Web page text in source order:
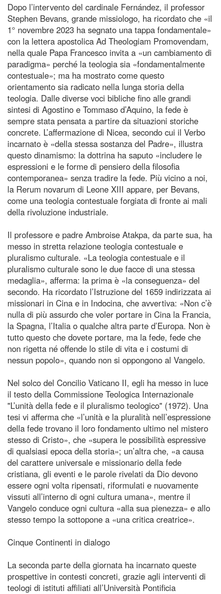
Dopo l’intervento del cardinale Fernández, il professor
Stephen Bevans, grande missiologo, ha ricordato che «il
1° novembre 2023 ha segnato una tappa fondamentale»
con la lettera apostolica Ad Theologiam Promovendam,
nella quale Papa Francesco invita a «un cambiamento di
paradigma» perché la teologia sia «fondamentalmente
contestuale»; ma ha mostrato come questo
orientamento sia radicato nella lunga storia della
teologia. Dalle diverse voci bibliche fino alle grandi
sintesi di Agostino e Tommaso d’Aquino, la fede è
sempre stata pensata a partire da situazioni storiche
concrete. L’affermazione di Nicea, secondo cui il Verbo
incarnato è «della stessa sostanza del Padre», illustra
questo dinamismo: la dottrina ha saputo «includere le
espressioni e le forme di pensiero della filosofia
contemporanea» senza tradire la fede. Più vicino a noi,
la Rerum novarum di Leone XIII appare, per Bevans,
come una teologia contestuale forgiata di fronte ai mali
della rivoluzione industriale.
Il professore e padre Ambroise Atakpa, da parte sua, ha
messo in stretta relazione teologia contestuale e
pluralismo culturale. «La teologia contestuale e il
pluralismo culturale sono le due facce di una stessa
medaglia», afferma: la prima è «la conseguenza» del
secondo. Ha ricordato l’Istruzione del 1659 indirizzata ai
missionari in Cina e in Indocina, che avvertiva: «Non c’è
nulla di più assurdo che voler portare in Cina la Francia,
la Spagna, l’Italia o qualche altra parte d’Europa. Non è
tutto questo che dovete portare, ma la fede, fede che
non rigetta né offende lo stile di vita e i costumi di
nessun popolo», quando non si oppongono al Vangelo.
Nel solco del Concilio Vaticano II, egli ha messo in luce
il testo della Commissione Teologica Internazionale
"L’unità della fede e il pluralismo teologico" (1972). Una
tesi vi afferma che «l’unità e la pluralità nell’espressione
della fede trovano il loro fondamento ultimo nel mistero
stesso di Cristo», che «supera le possibilità espressive
di qualsiasi epoca della storia»; un’altra che, «a causa
del carattere universale e missionario della fede
cristiana, gli eventi e le parole rivelati da Dio devono
essere ogni volta ripensati, riformulati e nuovamente
vissuti all’interno di ogni cultura umana», mentre il
Vangelo conduce ogni cultura «alla sua pienezza» e allo
stesso tempo la sottopone a «una critica creatrice».
Cinque Continenti in dialogo
La seconda parte della giornata ha incarnato queste
prospettive in contesti concreti, grazie agli interventi di
teologi di istituti affiliati all’Università Pontificia